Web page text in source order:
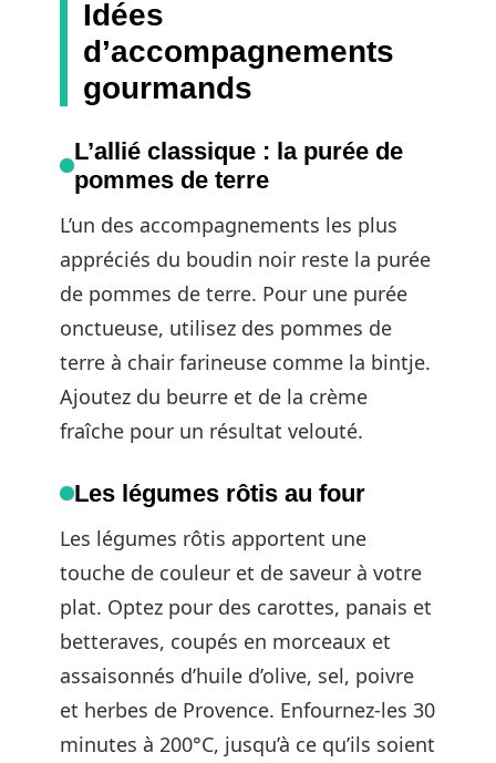
Idées
d’accompagnements
gourmands
L’allié classique : la purée de
pommes de terre
L’un des accompagnements les plus
appréciés du boudin noir reste la purée
de pommes de terre. Pour une purée
onctueuse, utilisez des pommes de
terre à chair farineuse comme la bintje.
Ajoutez du beurre et de la crème
fraîche pour un résultat velouté.
Les légumes rôtis au four
Les légumes rôtis apportent une
touche de couleur et de saveur à votre
plat. Optez pour des carottes, panais et
betteraves, coupés en morceaux et
assaisonnés d’huile d’olive, sel, poivre
et herbes de Provence. Enfournez-les 30
minutes à 200°C, jusqu’à ce qu’ils soient